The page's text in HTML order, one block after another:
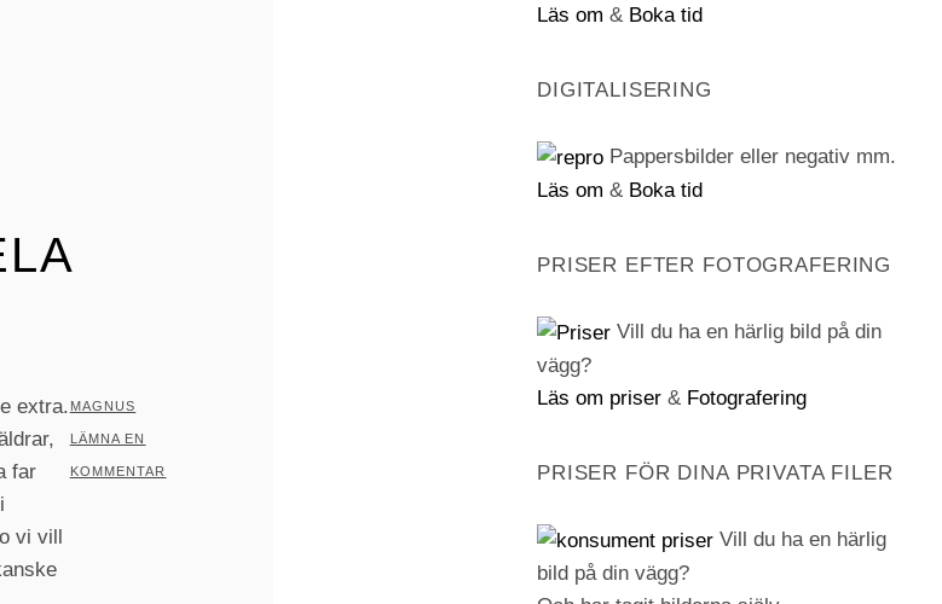
extra.
far
vi vill
AV
MAGNUS
LÄMNA EN
KOMMENTAR
Läs om & Boka tid
DIGITALISERING
Pappersbilder eller negativ mm.
Läs om & Boka tid
PRISER EFTER FOTOGRAFERING
Vill du ha en härlig bild på din
vägg?
Läs om priser & Fotografering
PRISER FÖR DINA PRIVATA FILER
Vill du ha en härlig
bild på din vägg?